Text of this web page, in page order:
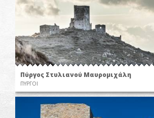
Πύργος Στυλιανού Μαυρομιχάλη
ΠΥΡΓΟΙ